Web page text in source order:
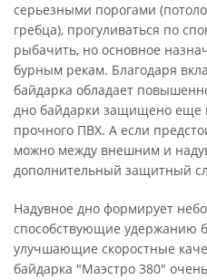
серьезными порогами
гребца), прогуливаться по
рыбачить, но основное
бурным рекам. Благодаря
байдарка обладает
дно байдарки защищено еще
прочного ПВХ. А если
можно между внешним и
дополнительный защитный
Надувное дно формирует
способствующие удержанию
улучшающие скоростные
байдарка "Маэстро 380"